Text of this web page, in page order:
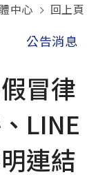
中心 回上頁
公告消息
冒律
LINE
連結